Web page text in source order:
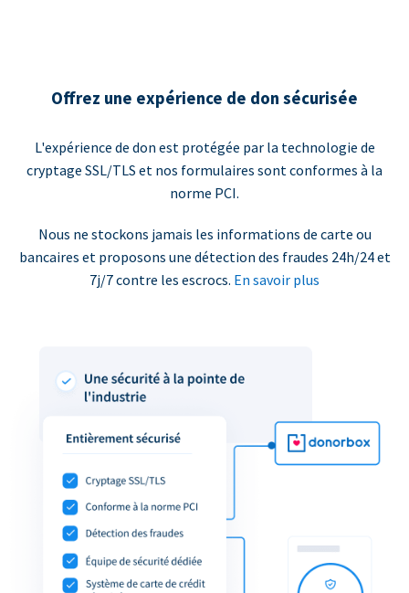
Offrez une expérience de don sécurisée
L'expérience de don est protégée par la technologie de
cryptage SSL/TLS et nos formulaires sont conformes à la
norme PCI.
Nous ne stockons jamais les informations de carte ou
bancaires et proposons une détection des fraudes 24h/24 et
7j/7 contre les escrocs. En savoir plus